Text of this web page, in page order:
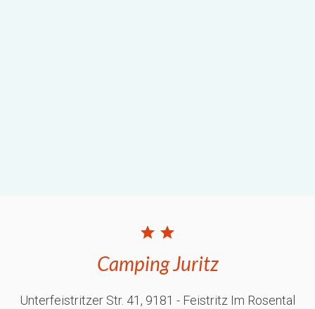
Camping Juritz
Unterfeistritzer Str. 41, 9181 - Feistritz Im Rosental